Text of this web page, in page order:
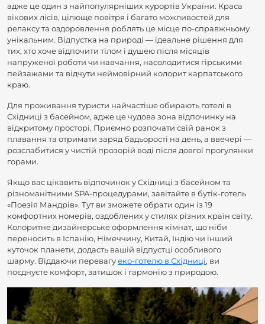
адже це один з найпопулярніших курортів України. Краса
вікових лісів, цілюще повітря і багато можливостей для
релаксу та оздоровлення роблять це місце по-справжньому
унікальним. Відпустка на природі — ідеальне рішення для
тих, хто хоче відпочити тілом і душею після місяців
напруженої роботи чи навчання, насолодитися гірськими
пейзажами та відчути неймовірний колорит карпатського
краю.
Для проживання туристи найчастіше обирають готелі в
Східниці з басейном, адже це чудова зона відпочинку на
відкритому просторі. Приємно розпочати свій ранок з
плавання та отримати заряд бадьорості на день, а ввечері —
розслабитися у чистій прозорій воді після довгої прогулянки
горами.
Якщо вас цікавить відпочинок у Східниці з басейном та
різноманітними SPA-процедурами, завітайте в бутік-готель
«Поезія Мандрів». Тут ви зможете обрати один із 19
комфортних номерів, оздоблених у стилях різних країн світу.
Колоритне дизайнерське оформлення кімнат, що ніби
переносить в Іспанію, Німеччину, Китай, Індію чи інший
куточок планети, додасть вашій відпустці особливого
шарму. Віддаючи перевагуеко-готелю в Східниці, ви
поєднуєте комфорт, затишок і гармонію з природою.